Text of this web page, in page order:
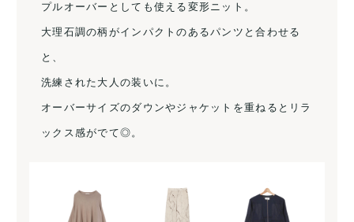
プルオーバーとしても使える変形ニット。
大理石調の柄がインパクトのあるパンツと合わせる
と、
洗練された大人の装いに。
オーバーサイズのダウンやジャケットを重ねるとリラ
ックス感がでて◎。